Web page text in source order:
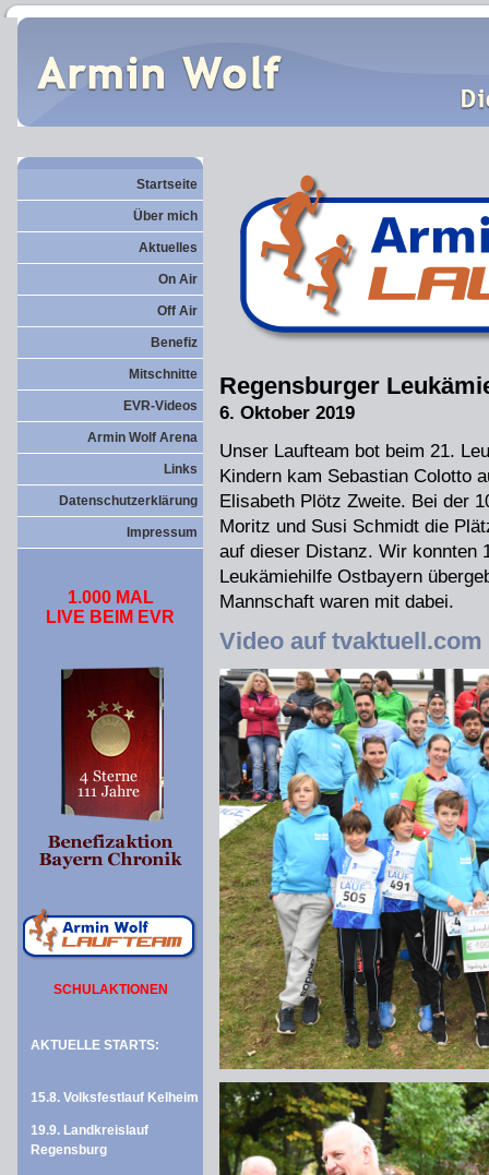
Startseite
Über mich
Aktuelles
On Air
Off Air
Benefiz
Mitschnitte
EVR-Videos
Armin Wolf Arena
Links
Datenschutzerklärung
Impressum
1.000 MAL
LIVE BEIM EVR
SCHULAKTIONEN
AKTUELLE STARTS:
15.8. Volksfestlauf Kelheim
19.9. Landkreislauf
Regensburg
Regensburger
6. Oktober 2019
Unser Laufteam bot beim 21.
Kindern kam Sebastian Colotto
Elisabeth Plötz Zweite. Bei der
Moritz und Susi Schmidt die
auf dieser Distanz. Wir konnten
Leukämiehilfe Ostbayern
Mannschaft waren mit dabei.
Video auf tvaktuell.com